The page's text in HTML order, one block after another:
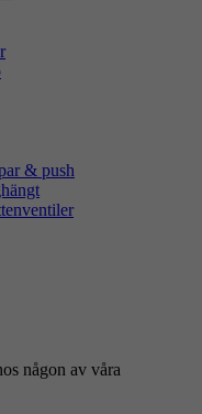
& push
någon av våra